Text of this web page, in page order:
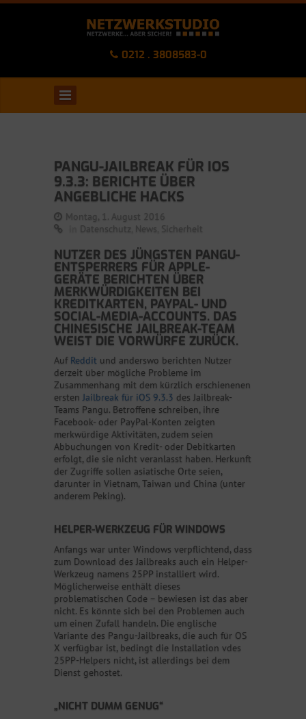
0212 . 3808583-0
PANGU-JAILBREAK FÜR IOS
9.3.3: BERICHTE ÜBER
ANGEBLICHE HACKS
Montag, 1. August 2016
Datenschutz News Sicherheit
NUTZER DES JÜNGSTEN PANGU-
ENTSPERRERS FÜR APPLE-
GERÄTE BERICHTEN ÜBER
MERKWÜRDIGKEITEN BEI
KREDITKARTEN, PAYPAL- UND
SOCIAL-MEDIA-ACCOUNTS. DAS
CHINESISCHE JAILBREAK-TEAM
WEIST DIE VORWÜRFE ZURÜCK.
Auf Reddit und anderswo berichten Nutzer
derzeit über mögliche Probleme im
Zusammenhang mit dem kürzlich erschienenen
ersten Jailbreak für iOS 9.3.3 des Jailbreak-
Teams Pangu. Betroffene schreiben, ihre
Facebook- oder PayPal-Konten zeigten
merkwürdige Aktivitäten, zudem seien
Abbuchungen von Kredit- oder Debitkarten
erfolgt, die sie nicht veranlasst haben. Herkunft
der Zugriffe sollen asiatische Orte seien,
darunter in Vietnam, Taiwan und China (unter
anderem Peking).
HELPER-WERKZEUG FÜR WINDOWS
Anfangs war unter Windows verpflichtend, dass
zum Download des Jailbreaks auch ein Helper-
Werkzeug namens 25PP installiert wird.
Möglicherweise enthält dieses
problematischen Code – bewiesen ist das aber
nicht. Es könnte sich bei den Problemen auch
um einen Zufall handeln. Die englische
Variante des Pangu-Jailbreaks, die auch für OS
X verfügbar ist, bedingt die Installation vdes
25PP-Helpers nicht, ist allerdings bei dem
Dienst gehostet.
„NICHT DUMM GENUG“